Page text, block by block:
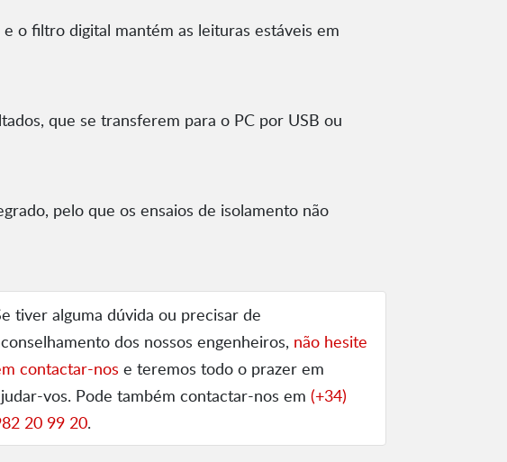
o filtro digital mantém as leituras estáveis em
que se transferem para o PC por USB ou
pelo que os ensaios de isolamento não
tiver alguma dúvida ou precisar de
dos nossos engenheiros, não hesite
contactar-nos e teremos todo o prazer em
vos. Pode também contactar-nos em (+34)
20 99 20.